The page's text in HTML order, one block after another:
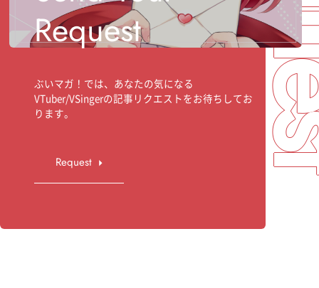
Request
ぶいマガ！では、あなたの気になる
VTuber/VSingerの記事リクエストをお待ちしてお
ります。
Request